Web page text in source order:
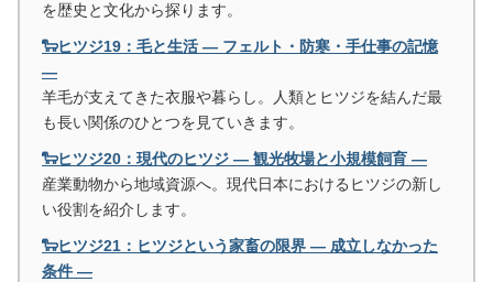
を歴史と文化から探ります。
🐑ヒツジ19：毛と生活 ― フェルト・防寒・手仕事の記憶
―
羊毛が支えてきた衣服や暮らし。人類とヒツジを結んだ最
も長い関係のひとつを見ていきます。
🐑ヒツジ20：現代のヒツジ ― 観光牧場と小規模飼育 ―
産業動物から地域資源へ。現代日本におけるヒツジの新し
い役割を紹介します。
🐑ヒツジ21：ヒツジという家畜の限界 ― 成立しなかった
条件 ―